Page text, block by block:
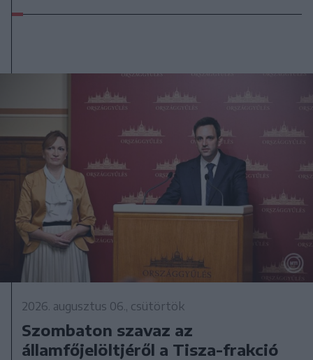
2026. augusztus 06., csütörtök
Szombaton szavaz az
államfőjelöltjéről a Tisza-frakció